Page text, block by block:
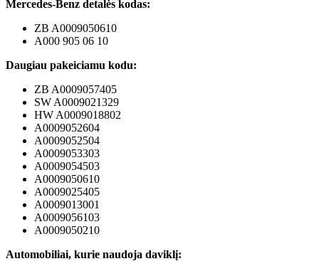
Mercedes-Benz detalės kodas:
ZB A0009050610
A000 905 06 10
Daugiau pakeiciamu kodu:
ZB A0009057405
SW A0009021329
HW A0009018802
A0009052604
A0009052504
A0009053303
A0009054503
A0009050610
A0009025405
A0009013001
A0009056103
A0009050210
Automobiliai, kurie naudoja daviklį: